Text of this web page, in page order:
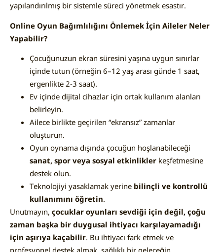
yapılandırılmış bir sistemle süreci yönetmek esastır.
Online Oyun Bağımlılığını Önlemek İçin Aileler Neler
Yapabilir?
Çocuğunuzun ekran süresini yaşına uygun sınırlar
içinde tutun (örneğin 6–12 yaş arası günde 1 saat,
ergenlikte 2-3 saat).
Ev içinde dijital cihazlar için ortak kullanım alanları
belirleyin.
Ailece birlikte geçirilen “ekransız” zamanlar
oluşturun.
Oyun oynama dışında çocuğun hoşlanabileceği
sanat, spor veya sosyal etkinlikler keşfetmesine
destek olun.
Teknolojiyi yasaklamak yerine bilinçli ve kontrollü
kullanımını öğretin.
Unutmayın, çocuklar oyunları sevdiği için değil, çoğu
zaman başka bir duygusal ihtiyacı karşılayamadığı
için aşırıya kaçabilir. Bu ihtiyacı fark etmek ve